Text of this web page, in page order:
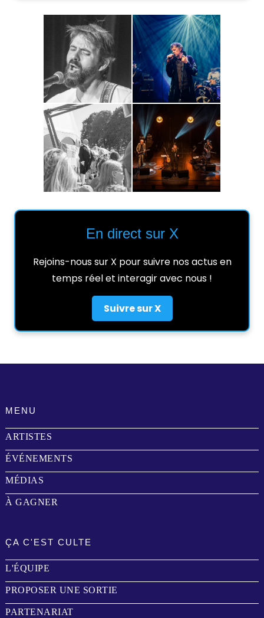
En direct sur X
Rejoins-nous sur X pour suivre nos actus en
temps réel et interagir avec nous !
Suivre sur X
MENU
ARTISTES
ÉVÉNEMENTS
MÉDIAS
À GAGNER
ÇA C'EST CULTE
L'ÉQUIPE
PROPOSER UNE SORTIE
PARTENARIAT